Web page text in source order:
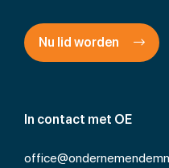
In contact met OE
Nu lid worden